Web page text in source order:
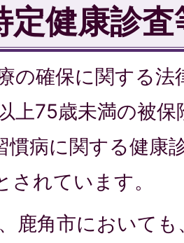
定健康診査
の確保に関する法
上75歳未満の被
慣病に関する健康
されています。
鹿角市において